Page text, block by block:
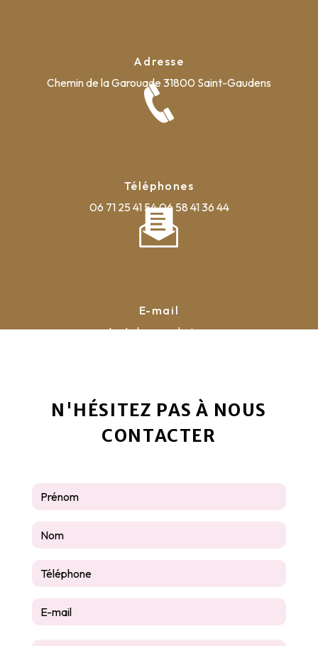
Adresse
Chemin de la Garouade 31800 Saint-Gaudens
Téléphones
06 71 25 41 5406 58 41 36 44
E-mail
contact@la-pyrauboise.com
N'HÉSITEZ PAS À NOUS
CONTACTER